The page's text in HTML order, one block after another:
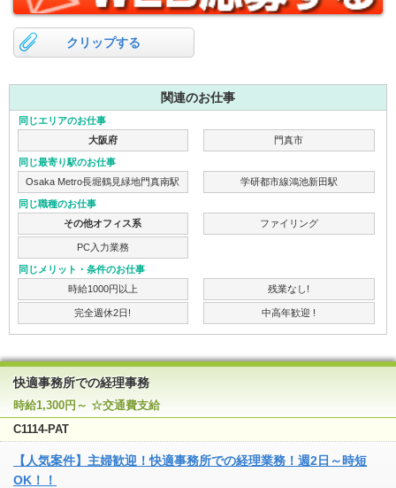
クリップする
関連のお仕事
同じエリアのお仕事
大阪府
門真市
同じ最寄り駅のお仕事
Osaka Metro長堀鶴見緑地門真南駅
学研都市線鴻池新田駅
同じ職種のお仕事
その他オフィス系
ファイリング
PC入力業務
同じメリット・条件のお仕事
時給1000円以上
残業なし!
完全週休2日! 中高年歓迎 !
快適事務所での経理事務
時給1,300円～ ☆交通費支給
C1114-PAT
【人気案件】主婦歓迎！快適事務所での経理業務！週2日～時短
OK！！